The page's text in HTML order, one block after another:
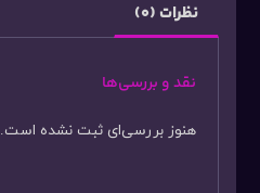
نظرات (0)
نقد و بررسی‌ها
هنوز بررسی‌ای ثبت نشده است.